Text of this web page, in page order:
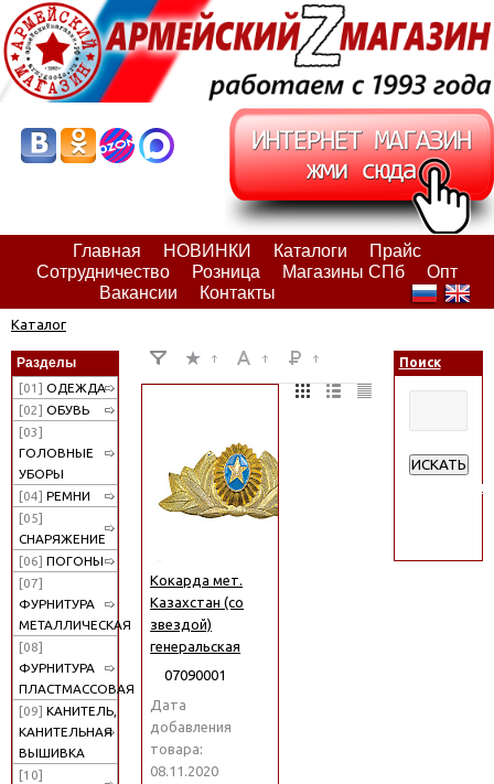
Главная НОВИНКИ Каталоги
Прайс
Сотрудничество
Розница Магазины СПб
Опт
Вакансии
Контакты
Каталог
Разделы
[01] ОДЕЖДА
[02] ОБУВЬ
[03]
ГОЛОВНЫЕ
УБОРЫ
[04] РЕМНИ
[05]
СНАРЯЖЕНИЕ
[06] ПОГОНЫ
[07]
ФУРНИТУРА
МЕТАЛЛИЧЕСКАЯ
[08]
ФУРНИТУРА
ПЛАСТМАССОВАЯ
[09] КАНИТЕЛЬ,
КАНИТЕЛЬНАЯ
ВЫШИВКА
[10]
Кокарда мет.
Казахстан (со
звездой)
генеральская
07090001
Дата
добавления
товара:
08.11.2020
Поиск
ИСКАТЬ